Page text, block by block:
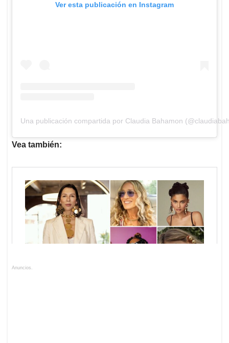
Ver esta publicación en Instagram
Una publicación compartida por Claudia Bahamon
Vea también:
Anuncios.